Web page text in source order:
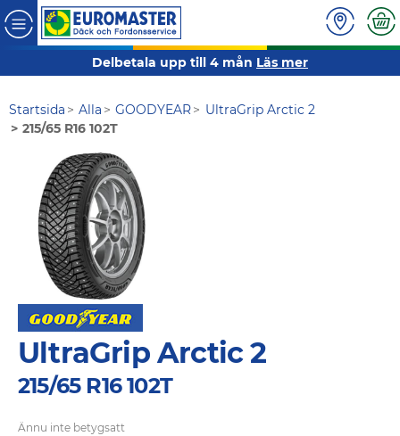
Delbetala upp till 4 mån Läs mer
Startsida Alla GOODYEAR
UltraGrip Arctic 2
215/65 R16 102T
UltraGrip Arctic 2
215/65 R16 102T
Ännu inte betygsatt